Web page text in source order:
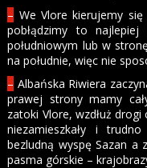
– We Vlore kierujemy
pobłądzimy to
południowym lub w
na południe, więc nie
– Albańska Riwiera
prawej strony mamy
zatoki Vlore, wzdłuż
niezamieszkały i
bezludną wyspę Sazan
pasma górskie –